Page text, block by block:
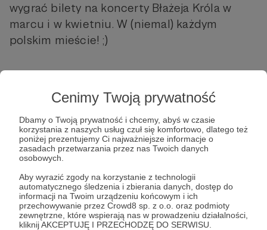
Cenimy Twoją prywatność
Dbamy o Twoją prywatność i chcemy, abyś w czasie
korzystania z naszych usług czuł się komfortowo, dlatego też
poniżej prezentujemy Ci najważniejsze informacje o
zasadach przetwarzania przez nas Twoich danych
osobowych.
Aby wyrazić zgody na korzystanie z technologii
automatycznego śledzenia i zbierania danych, dostęp do
informacji na Twoim urządzeniu końcowym i ich
przechowywanie przez Crowd8 sp. z o.o. oraz podmioty
zewnętrzne, które wspierają nas w prowadzeniu działalności,
kliknij AKCEPTUJĘ I PRZECHODZĘ DO SERWISU.
wygrać bilety na koncerty Błażeja Króla w
marcu i w kwietniu. W (niemal) każdym
polskim mieście! ;)
Post dostępny tylko dla Patronów
Aby zobaczyć ten materiał musisz być zalogowany
Zostań Patronem